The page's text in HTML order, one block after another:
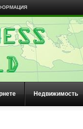
Недвижимость